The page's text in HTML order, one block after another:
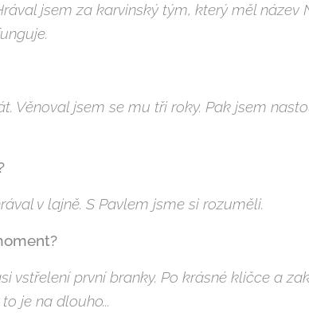
jsem za karvinský tým, který měl název
Věnoval jsem se mu tři roky. Pak jsem
v lajně. S Pavlem jsme si rozuměli.
vstřelení první branky. Po krásné kličce a
je na dlouho...